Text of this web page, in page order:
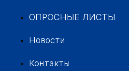
ОПРОСНЫЕ ЛИСТЫ
Новости
Контакты